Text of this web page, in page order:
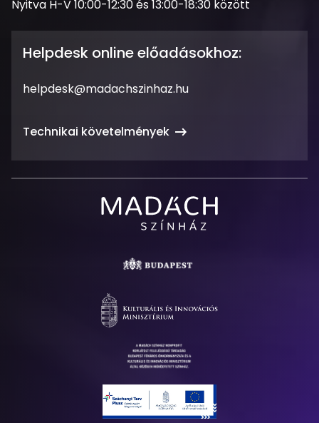
Nyitva
Nyitva H-V 10:00-12:30 és 13:00-18:30 között
Helpdesk online előadásokhoz:
Email
helpdesk@madachszinhaz.hu
Technikai követelmények
Színház